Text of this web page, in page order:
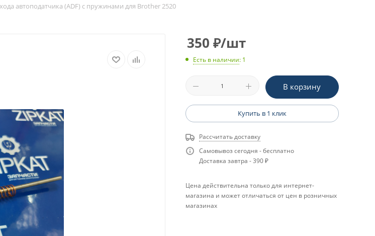
автоподатчика (ADF) с пружинами для Brother 2520
350 ₽/шт
Есть в наличии: 1
В корзину
Купить в 1 клик
Рассчитать доставку
Самовывоз сегодня - бесплатно
Доставка завтра - 390 ₽
Цена действительна только для интернет-
магазина и может отличаться от цен в розничных
магазинах